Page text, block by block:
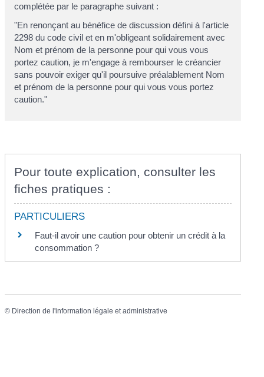
complétée par le paragraphe suivant :
"En renonçant au bénéfice de discussion défini à l'article
2298 du code civil et en m'obligeant solidairement avec
Nom et prénom de la personne pour qui vous vous
portez caution, je m'engage à rembourser le créancier
sans pouvoir exiger qu'il poursuive préalablement Nom
et prénom de la personne pour qui vous vous portez
caution."
Pour toute explication, consulter les
fiches pratiques :
PARTICULIERS
Faut-il avoir une caution pour obtenir un crédit à la
consommation ?
© Direction de l'information légale et administrative